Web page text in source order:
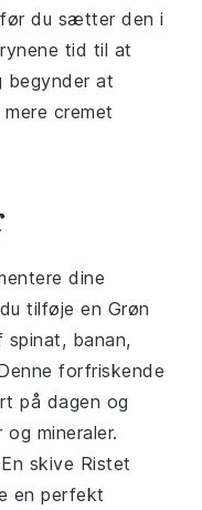
du sætter den i
tid til at
at
cremet
dine
tilføje en Grøn
spinat, banan,
forfriskende
på dagen og
og mineraler.
skive Ristet
en perfekt